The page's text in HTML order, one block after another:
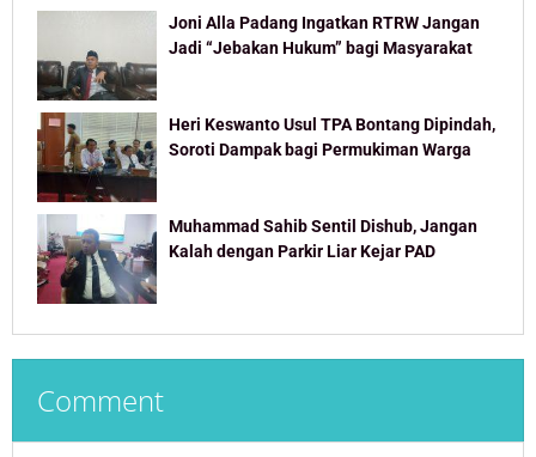
Joni Alla Padang Ingatkan RTRW Jangan
Jadi “Jebakan Hukum” bagi Masyarakat
Heri Keswanto Usul TPA Bontang Dipindah,
Soroti Dampak bagi Permukiman Warga
Muhammad Sahib Sentil Dishub, Jangan
Kalah dengan Parkir Liar Kejar PAD
Comment